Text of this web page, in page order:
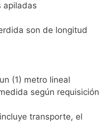
apiladas
son de longitud
(1) metro lineal
según requisición
transporte, el